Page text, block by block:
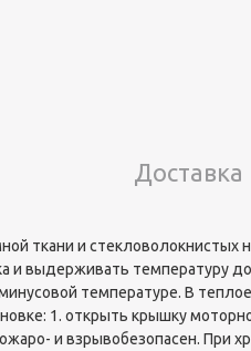
Доставка
ткани и стекловолокнистых
и выдерживать температуру
температуре. В
1. открыть крышку
и взрывобезопасен. При